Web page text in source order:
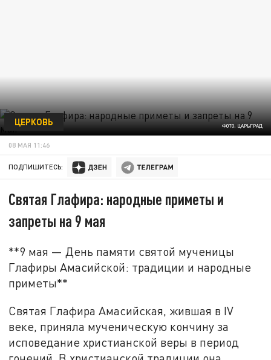
ФОТО: ЦАРЬГРАД
ЦЕРКОВЬ
08 МАЯ 11:46
ПОДПИШИТЕСЬ:
Святая Глафира: народные приметы и
запреты на 9 мая
**9 мая — День памяти святой мученицы
Глафиры Амасийской: традиции и народные
приметы**
Святая Глафира Амасийская, жившая в IV
веке, приняла мученическую кончину за
исповедание христианской веры в период